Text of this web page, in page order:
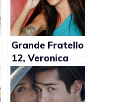
Grande Fratello
12, Veronica
Ciardi: “Gaia ha
avuto coraggio
a fare outing”